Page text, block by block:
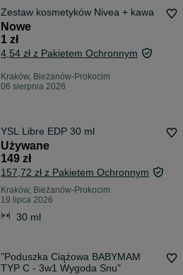
Zestaw kosmetyków Nivea + kawa
Nowe
1 zł
4,54 zł z Pakietem Ochronnym
Kraków, Bieżanów-Prokocim
06 sierpnia 2026
YSL Libre EDP 30 ml
Używane
149 zł
157,72 zł z Pakietem Ochronnym
Kraków, Bieżanów-Prokocim
19 lipca 2026
30 ml
"Poduszka Ciążowa BABYMAM
TYP C - 3w1 Wygoda Snu"